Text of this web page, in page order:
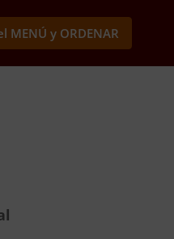
MENÚ y ORDENAR